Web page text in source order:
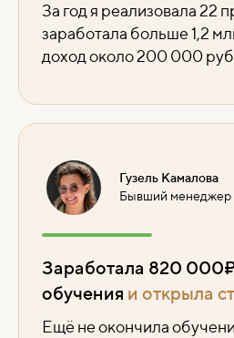
За год я реализовала 22
заработала больше 1,2
доход около 200 000
Гузель Камалова
Бывший менеджер
Заработала 820
обучения и открыла
Ещё не окончила